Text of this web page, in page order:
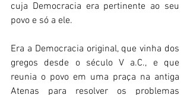
cuja Democracia era pertinente ao seu
povo e só a ele.
Era a Democracia original, que vinha dos
gregos desde o século V a.C., e que
reunia o povo em uma praça na antiga
Atenas para resolver os problemas